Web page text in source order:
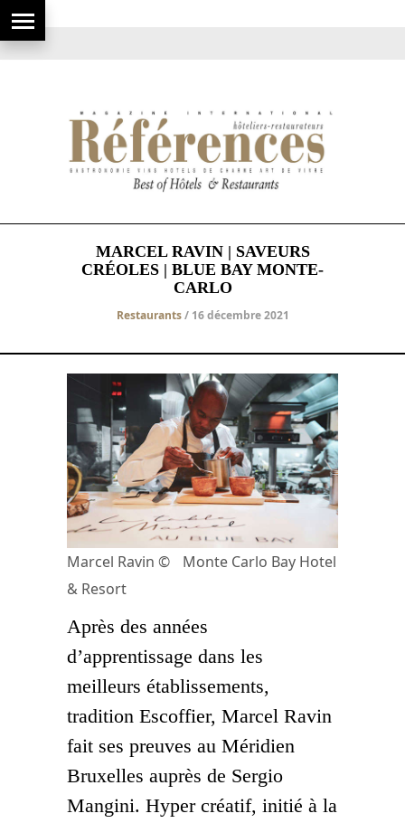
MARCEL RAVIN | SAVEURS
CRÉOLES | BLUE BAY MONTE-
CARLO
Restaurants/ 16 décembre 2021
Marcel Ravin © Monte Carlo Bay Hotel
& Resort
Après des années
d’apprentissage dans les
meilleurs établissements,
tradition Escoffier, Marcel Ravin
fait ses preuves au Méridien
Bruxelles auprès de Sergio
Mangini. Hyper créatif, initié à la